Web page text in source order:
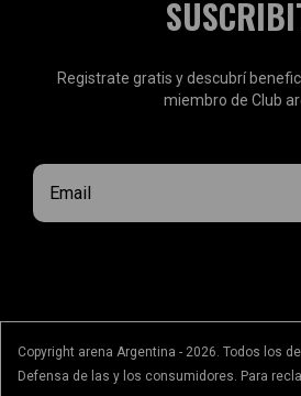
Registrate gratis y descubrí
miembro de Club
Copyright arena Argentina - 2026. Todos los
Defensa de las y los consumidores. Para